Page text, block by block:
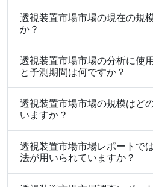
透視装置市場市場の現在の規
か？
透視装置市場市場の分析に使
と予測期間は何ですか？
透視装置市場市場の規模はど
いますか？
透視装置市場市場レポートで
法が用いられていますか？